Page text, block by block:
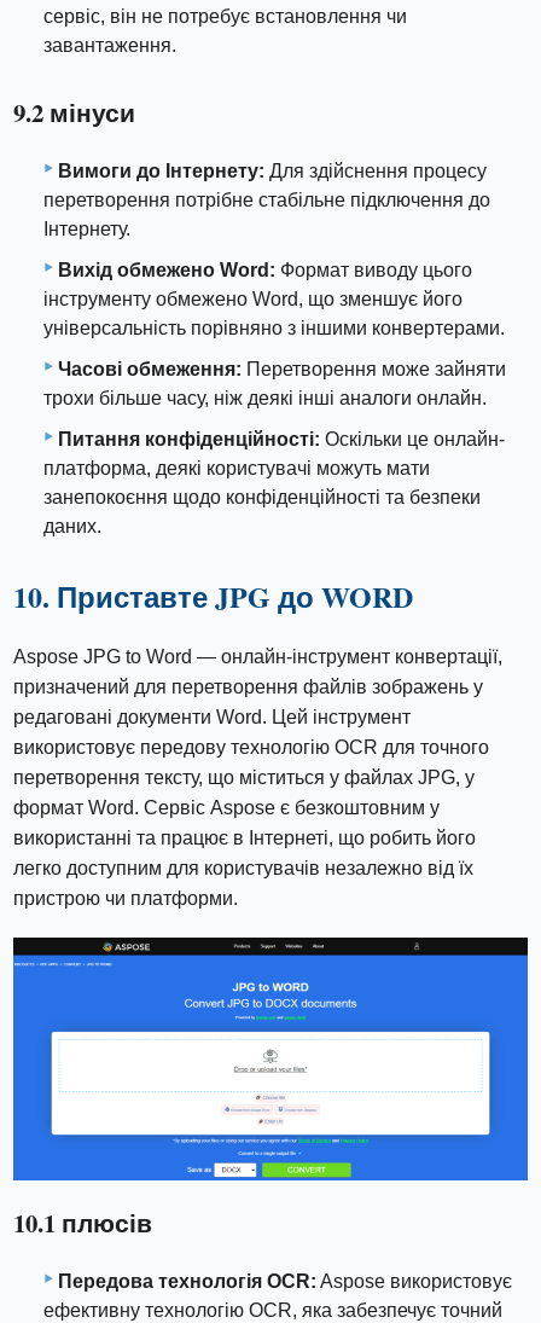
сервіс, він не потребує встановлення чи
завантаження.
9.2 мінуси
Вимоги до Інтернету: Для здійснення процесу
перетворення потрібне стабільне підключення до
Інтернету.
Вихід обмежено Word: Формат виводу цього
інструменту обмежено Word, що зменшує його
універсальність порівняно з іншими конвертерами.
Часові обмеження: Перетворення може зайняти
трохи більше часу, ніж деякі інші аналоги онлайн.
Питання конфіденційності: Оскільки це онлайн-
платформа, деякі користувачі можуть мати
занепокоєння щодо конфіденційності та безпеки
даних.
10. Приставте JPG до WORD
Aspose JPG to Word — онлайн-інструмент конвертації,
призначений для перетворення файлів зображень у
редаговані документи Word. Цей інструмент
використовує передову технологію OCR для точного
перетворення тексту, що міститься у файлах JPG, у
формат Word. Сервіс Aspose є безкоштовним у
використанні та працює в Інтернеті, що робить його
легко доступним для користувачів незалежно від їх
пристрою чи платформи.
10.1 плюсів
Передова технологія OCR: Aspose використовує
ефективну технологію OCR, яка забезпечує точний